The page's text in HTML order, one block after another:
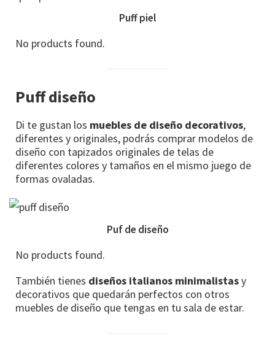
Puff piel
No products found.
Puff diseño
Di te gustan los muebles de diseño decorativos,
diferentes y originales, podrás comprar modelos de
diseño con tapizados originales de telas de
diferentes colores y tamaños en el mismo juego de
formas ovaladas.
Puf de diseño
No products found.
También tienes diseños italianos minimalistasy
decorativos que quedarán perfectos con otros
muebles de diseño que tengas en tu sala de estar.